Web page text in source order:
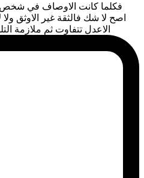
فكلما كانت الاوصاف في شخص
اصح لا شك فالثقة غير الاوثق
الاعدل تتفاوت ثم ملازمة